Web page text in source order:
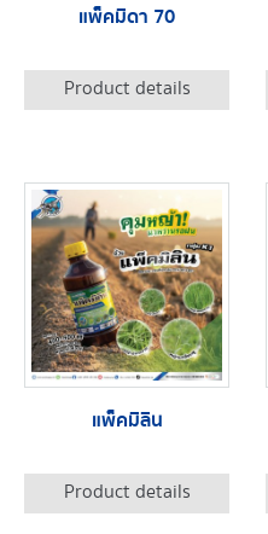
แพ็คมิดา 70
Product details
แพ็คมิลิน
Product details